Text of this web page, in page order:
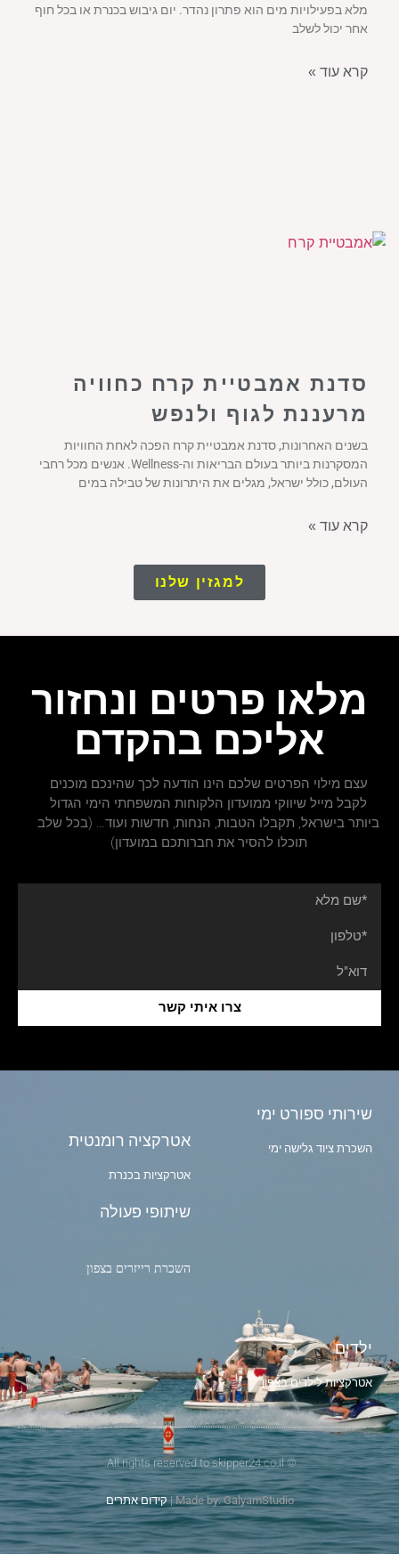
מלא בפעילויות מים הוא פתרון נהדר. יום גיבוש בכנרת או בכל חוף
אחר יכול לשלב
קרא עוד »
סדנת אמבטיית קרח כחוויה
מרעננת לגוף ולנפש
בשנים האחרונות, סדנת אמבטיית קרח הפכה לאחת החוויות
המסקרנות ביותר בעולם הבריאות וה-Wellness. אנשים מכל רחבי
העולם, כולל ישראל, מגלים את היתרונות של טבילה במים
קרא עוד »
למגזין שלנו
מלאו פרטים ונחזור
אליכם בהקדם
עצם מילוי הפרטים שלכם הינו הודעה לכך שהינכם מוכנים
לקבל מייל שיווקי ממועדון הלקוחות המשפחתי הימי הגדול
ביותר בישראל, תקבלו הטבות, הנחות, חדשות ועוד… (בכל שלב
תוכלו להסיר את חברותכם במועדון)
צרו איתי קשר
שירותי ספורט ימי
השכרת ציוד גלישה ימי אטרקציה רומנטית
אטרקציות בכנרת
שיתופי פעולה
השכרת רייזרים בצפון
ילדים
אטרקציות לילדים בצפון
© All rights reserved to skipper24.co.il.
Made by: GalyamStudio | קידום אתרים